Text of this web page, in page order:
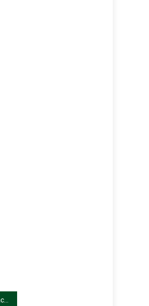
Desporto Escolar: 1.ª concentração de Atletismo